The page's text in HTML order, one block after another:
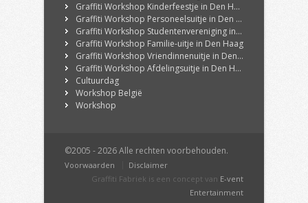
Graffiti Workshop Kinderfeestje in Den Haag
Graffiti Workshop Personeelsuitje in Den Haag
Graffiti Workshop Studentenvereniging in Den Haag
Graffiti Workshop Familie-uitje in Den Haag
Graffiti Workshop Vriendinnenuitje in Den Haag
Graffiti Workshop Afdelingsuitje in Den Haag
Cultuurdag
Workshop België
Workshop
©2005 - 2026 Alle rechten voorbehouden.
Voorwaarden
Disclaimer
Graffiti Fabriek is een concept van E-vent
Entertainment